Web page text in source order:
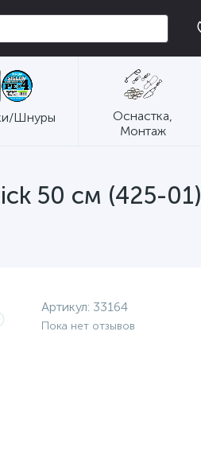
Шнуры
Оснастка,
Монтаж
50 см (425-01)
Артикул: 33164
Пока нет отзывов